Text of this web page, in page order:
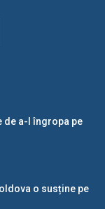
de a-l îngropa pe
o susține pe